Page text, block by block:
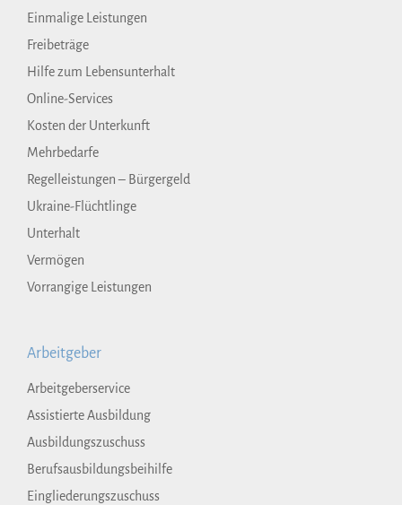
Einmalige Leistungen
Freibeträge
Hilfe zum Lebensunterhalt
Online-Services
Kosten der Unterkunft
Mehrbedarfe
Regelleistungen – Bürgergeld
Ukraine-Flüchtlinge
Unterhalt
Vermögen
Vorrangige Leistungen
Arbeitgeber
Arbeitgeberservice
Assistierte Ausbildung
Ausbildungszuschuss
Berufsausbildungsbeihilfe
Eingliederungszuschuss